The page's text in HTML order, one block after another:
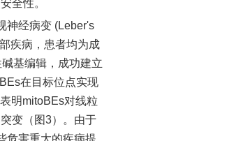
全性。
经病变 (Leber's
疾病，患者均为成
基编辑，成功建立
在目标位点实现
明mitoBEs对线粒
变（图3）。由于
危害重大的疾病提